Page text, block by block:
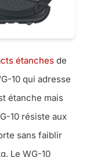
étanches de
10 qui adresse
étanche mais
10 résiste aux
sans faiblir
Le WG-10